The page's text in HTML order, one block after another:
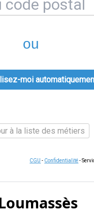
ou
moi
à la liste des métiers
CGU - Confidentialité-